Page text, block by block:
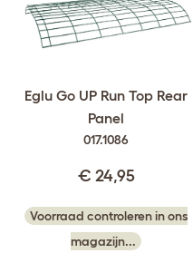
Eglu Go UP Run Top Rear
Panel
017.1086
€ 24,95
Voorraad controleren in ons
magazijn...